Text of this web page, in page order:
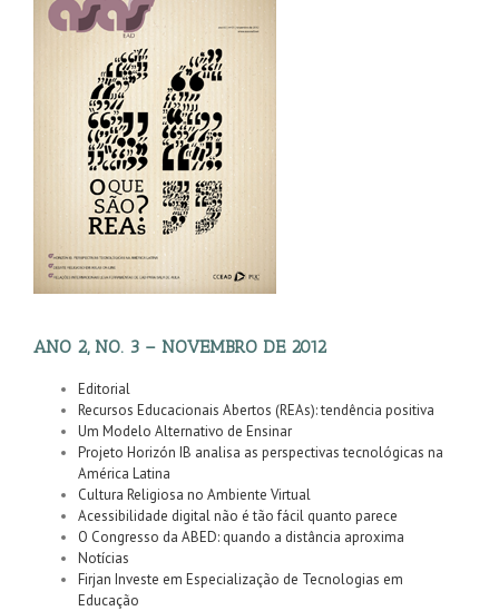
ANO 2, NO. 3 – NOVEMBRO DE 2012
Editorial
Recursos Educacionais Abertos (REAs): tendência positiva
Um Modelo Alternativo de Ensinar
Projeto Horizón IB analisa as perspectivas tecnológicas na
América Latina
Cultura Religiosa no Ambiente Virtual
Acessibilidade digital não é tão fácil quanto parece
O Congresso da ABED: quando a distância aproxima
Notícias
Firjan Investe em Especialização de Tecnologias em
Educação